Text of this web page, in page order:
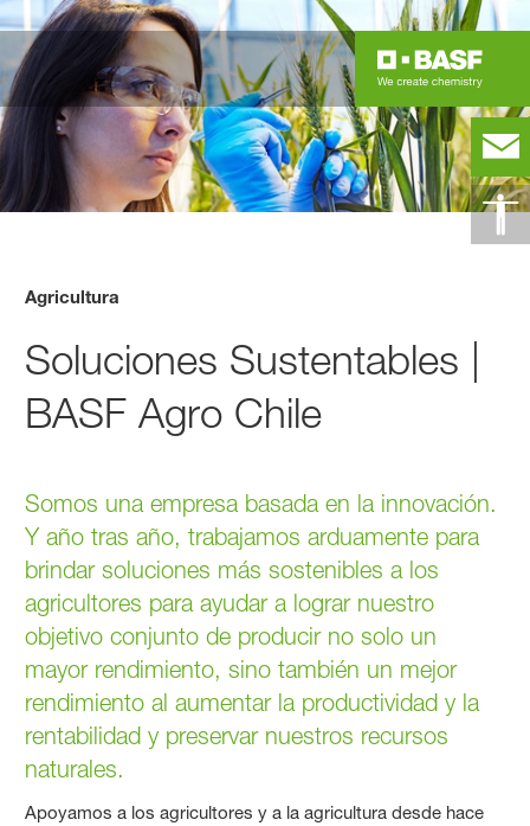
Agricultura
Soluciones Sustentables |
BASF Agro Chile
Somos una empresa basada en la innovación.
Y año tras año, trabajamos arduamente para
brindar soluciones más sostenibles a los
agricultores para ayudar a lograr nuestro
objetivo conjunto de producir no solo un
mayor rendimiento, sino también un mejor
rendimiento al aumentar la productividad y la
rentabilidad y preservar nuestros recursos
naturales.
Apoyamos a los agricultores y a la agricultura desde hace